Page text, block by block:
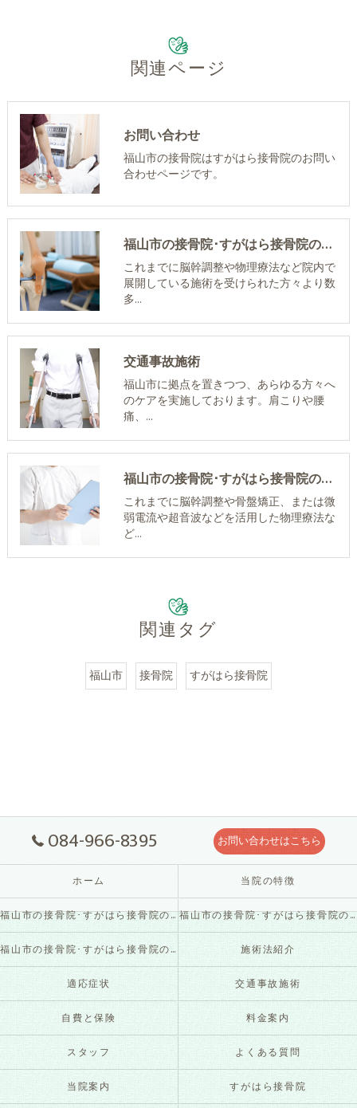
関連ページ
お問い合わせ
福山市の接骨院はすがはら接骨院のお問い
合わせページです。
福山市の接骨院･すがはら接骨院のお客様の声
これまでに脳幹調整や物理療法など院内で
展開している施術を受けられた方々より数
多…
交通事故施術
福山市に拠点を置きつつ、あらゆる方々へ
のケアを実施しております。肩こりや腰
痛、…
福山市の接骨院･すがはら接骨院の評判
これまでに脳幹調整や骨盤矯正、または微
弱電流や超音波などを活用した物理療法な
ど…
関連タグ
福山市 接骨院 すがはら接骨院
084-966-8395 お問い合わせはこちら
ホーム 当院の特徴
福山市の接骨院･すがはら接骨院の口コミ情報 福山市の接骨院･すがはら接骨院の評判
福山市の接骨院･すがはら接骨院のお客様の声 施術法紹介
適応症状 交通事故施術
自費と保険 料金案内
スタッフ よくある質問
当院案内 すがはら接骨院